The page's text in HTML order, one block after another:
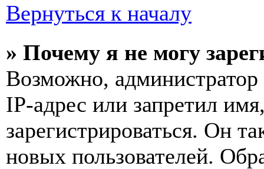
Вернуться к началу
» Почему я не могу
Возможно,
IP-адрес или запретил
зарегистрироваться. Он
новых пользователей.